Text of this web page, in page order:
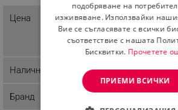
Цена
ПЦД: 35.74 € / 69.90
лв.
25.51 € /
49.89 лв.
Наличност Последни бройки
Бранд
подобряване на
изживяване. Използвайки
Вие се съгласявате с всички
съответствие с нашата
Бисквитки. Прочетете
ПРИЕМИ ВСИЧКИ